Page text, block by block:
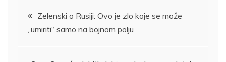
Kretanje
članka
Zelenski o Rusiji: Ovo je zlo koje se može
„umiriti“ samo na bojnom polju